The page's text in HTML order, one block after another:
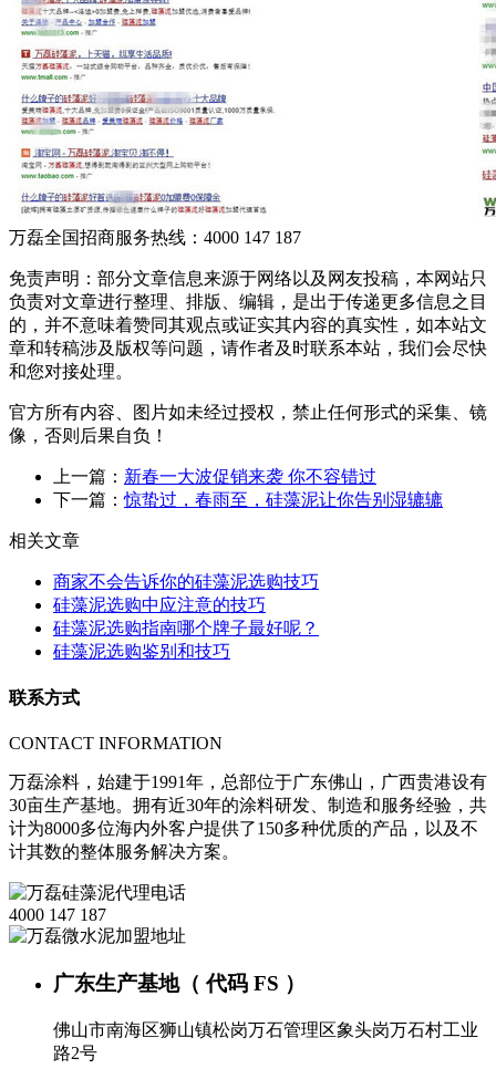
万磊全国招商服务热线： 4000 147 187
免责声明：部分文章信息来源于网络以及网友投稿，本网站只
负责对文章进行整理、排版、编辑，是出于传递更多信息之目
的，并不意味着赞同其观点或证实其内容的真实性，如本站文
章和转稿涉及版权等问题，请作者及时联系本站，我们会尽快
和您对接处理。
官方所有内容、图片如未经过授权，禁止任何形式的采集、镜
像，否则后果自负！
上一篇： 新春一大波促销来袭 你不容错过
下一篇：惊蛰过，春雨至，硅藻泥让你告别湿辘辘
相关文章
商家不会告诉你的硅藻泥选购技巧
硅藻泥选购中应注意的技巧
硅藻泥选购指南哪个牌子最好呢？
硅藻泥选购鉴别和技巧
联系方式
CONTACT INFORMATION
万磊涂料，始建于1991年，总部位于广东佛山，广西贵港设有
30亩生产基地。拥有近30年的涂料研发、制造和服务经验，共
计为8000多位海内外客户提供了150多种优质的产品，以及不
计其数的整体服务解决方案。
4000 147 187
广东生产基地（ 代码 FS ）
佛山市南海区狮山镇松岗万石管理区象头岗万石村工业
路2号